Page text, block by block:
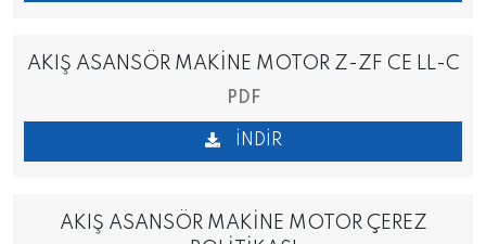
AKIŞ ASANSÖR MAKİNE MOTOR Z-ZF CE LL-C
PDF
İNDIR
AKIŞ ASANSÖR MAKİNE MOTOR ÇEREZ